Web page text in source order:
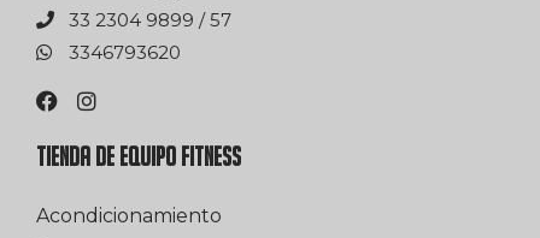
75 / 9989 4032 33
0263976433
TIENDA DE EQUIPO FITNESS
Acondicionamiento